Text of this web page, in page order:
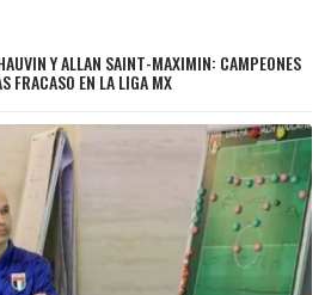
Y ALLAN SAINT-MAXIMIN: CAMPEONES
FRACASO EN LA LIGA MX